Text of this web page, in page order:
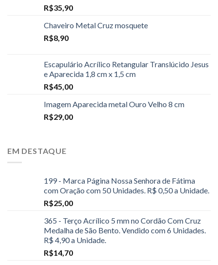
R$35,90
Chaveiro Metal Cruz mosquete
R$8,90
Escapulário Acrílico Retangular Translúcido Jesus
e Aparecida 1,8 cm x 1,5 cm
R$45,00
Imagem Aparecida metal Ouro Velho 8 cm
R$29,00
EM DESTAQUE
199 - Marca Página Nossa Senhora de Fátima
com Oração com 50 Unidades. R$ 0,50 a Unidade.
R$25,00
365 - Terço Acrílico 5 mm no Cordão Com Cruz
Medalha de São Bento. Vendido com 6 Unidades.
R$ 4,90 a Unidade.
R$14,70